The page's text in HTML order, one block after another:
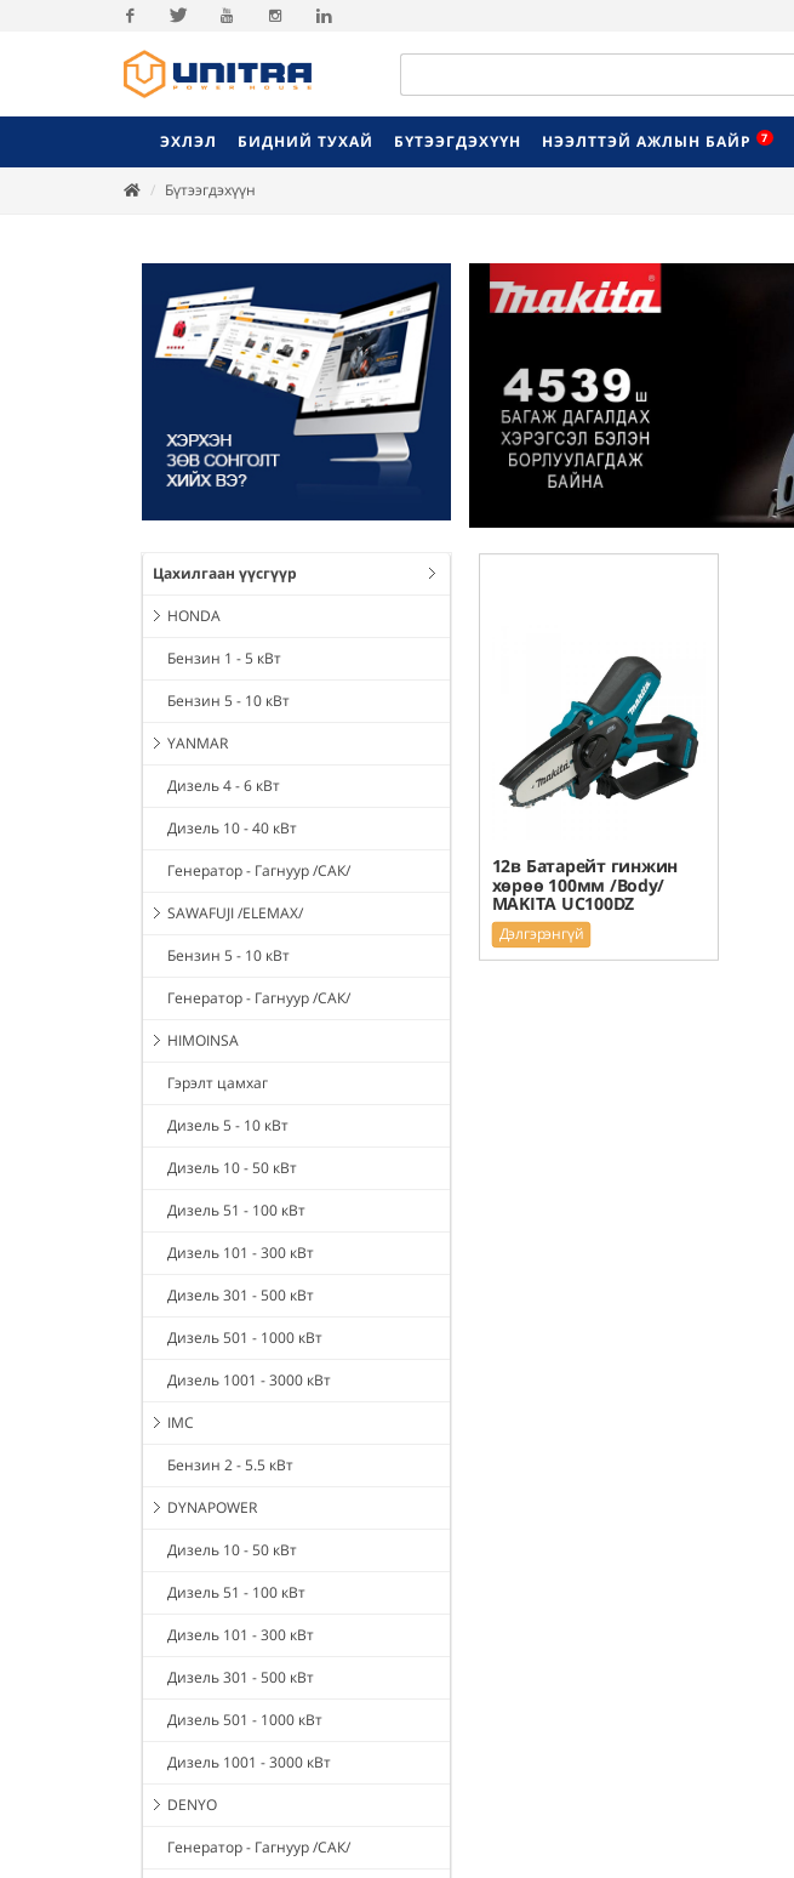
Facebook
ЭХЛЭЛ БИДНИЙ ТУХАЙ БҮТЭЭГДЭХҮҮН НЭЭЛТТЭЙ АЖЛЫН БАЙР 7
Бүтээгдэхүүн
Цахилгаан үүсгүүр
HONDA
Бензин 1 - 5 кВт
Бензин 5 - 10 кВт
YANMAR
Дизель 4 - 6 кВт
Дизель 10 - 40 кВт
Генератор - Гагнуур /САК/
SAWAFUJI /ELEMAX/
Бензин 5 - 10 кВт
Генератор - Гагнуур /САК/
HIMOINSA
Гэрэлт цамхаг
Дизель 5 - 10 кВт
Дизель 10 - 50 кВт
Дизель 51 - 100 кВт
Дизель 101 - 300 кВт
Дизель 301 - 500 кВт
Дизель 501 - 1000 кВт
Дизель 1001 - 3000 кВт
IMC
Бензин 2 - 5.5 кВт
DYNAPOWER
Дизель 10 - 50 кВт
Дизель 51 - 100 кВт
Дизель 101 - 300 кВт
Дизель 301 - 500 кВт
Дизель 501 - 1000 кВт
Дизель 1001 - 3000 кВт
DENYO
Генератор - Гагнуур /САК/
Previous
12в Батарейт гинжин
хөрөө 100мм /Body/
MAKITA UC100DZ
Дэлгэрэнгүй